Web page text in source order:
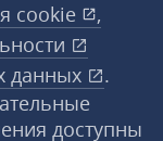
cookie
,
данных
.
доступны